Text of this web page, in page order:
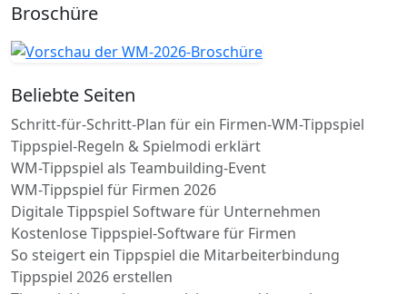
Broschüre
Beliebte Seiten
Schritt-für-Schritt-Plan für ein Firmen-WM-Tippspiel
Tippspiel-Regeln & Spielmodi erklärt
WM-Tippspiel als Teambuilding-Event
WM-Tippspiel für Firmen 2026
Digitale Tippspiel Software für Unternehmen
Kostenlose Tippspiel-Software für Firmen
So steigert ein Tippspiel die Mitarbeiterbindung
Tippspiel 2026 erstellen